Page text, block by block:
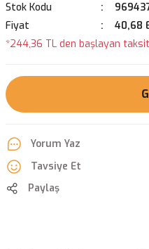
Stok Kodu
Fiyat
40,68
*244,36 TL den başlayan
Yorum Yaz
Tavsiye Et
Paylaş